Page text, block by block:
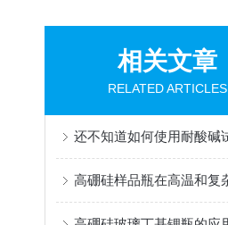
相关文章
RELATED ARTICLES